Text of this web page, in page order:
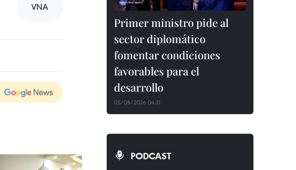
VNA
Primer ministro pide al
sector diplomático
fomentar condiciones
favorables para el
desarrollo
05/08/2026 04:31
PODCAST